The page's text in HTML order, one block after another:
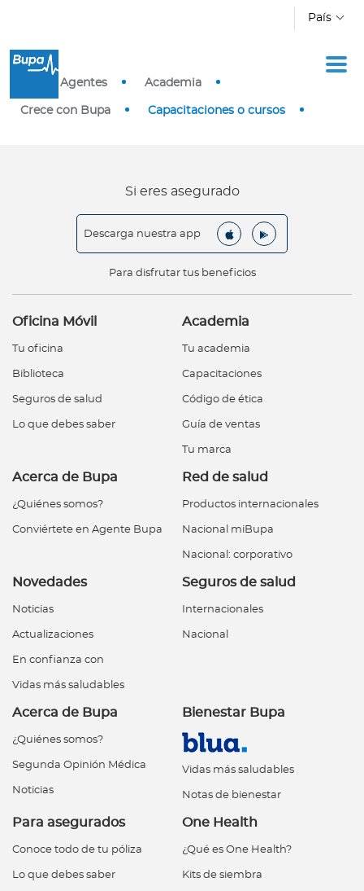
País
I
p
r
e
s
A
e
n
e
P
r
t
a
e
e
Agentes Academia
Crece con Bupa Capacitaciones o cursos
Si eres asegurado
Descarga nuestra app
Para disfrutar tus beneficios
Oficina Móvil
Tu oficina
Biblioteca
Seguros de salud
Lo que debes saber
Academia
Tu academia
Capacitaciones
Código de ética
Guía de ventas
Tu marca
Acerca de Bupa
¿Quiénes somos?
Conviértete en Agente Bupa
Red de salud
Productos internacionales
Nacional miBupa
Nacional: corporativo
Novedades
Noticias
Actualizaciones
En confianza con
Vidas más saludables
Seguros de salud
Internacionales
Nacional
Acerca de Bupa
¿Quiénes somos?
Segunda Opinión Médica
Noticias
Bienestar Bupa
Vidas más saludables
Notas de bienestar
Para asegurados
Conoce todo de tu póliza
Lo que debes saber
One Health
¿Qué es One Health?
Kits de siembra